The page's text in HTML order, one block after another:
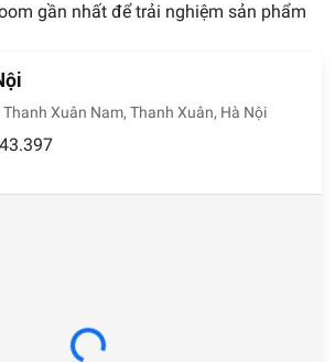
gần nhất để trải nghiệm sản phẩm
Xuân Nam, Thanh Xuân, Hà Nội
Loading...